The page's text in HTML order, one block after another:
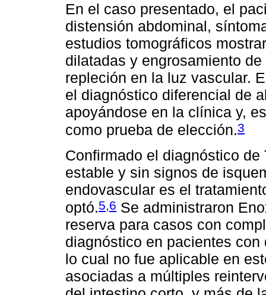
En el caso presentado, el
distensión abdominal,
estudios tomográficos
dilatadas y engrosamiento
repleción en la luz vascular.
el diagnóstico diferencial de
apoyándose en la clínica y,
como prueba de elección.3
Confirmado el diagnóstico
estable y sin signos de
endovascular es el
optó.5,6 Se administraron
reserva para casos con
diagnóstico en pacientes
lo cual no fue aplicable en
asociadas a múltiples